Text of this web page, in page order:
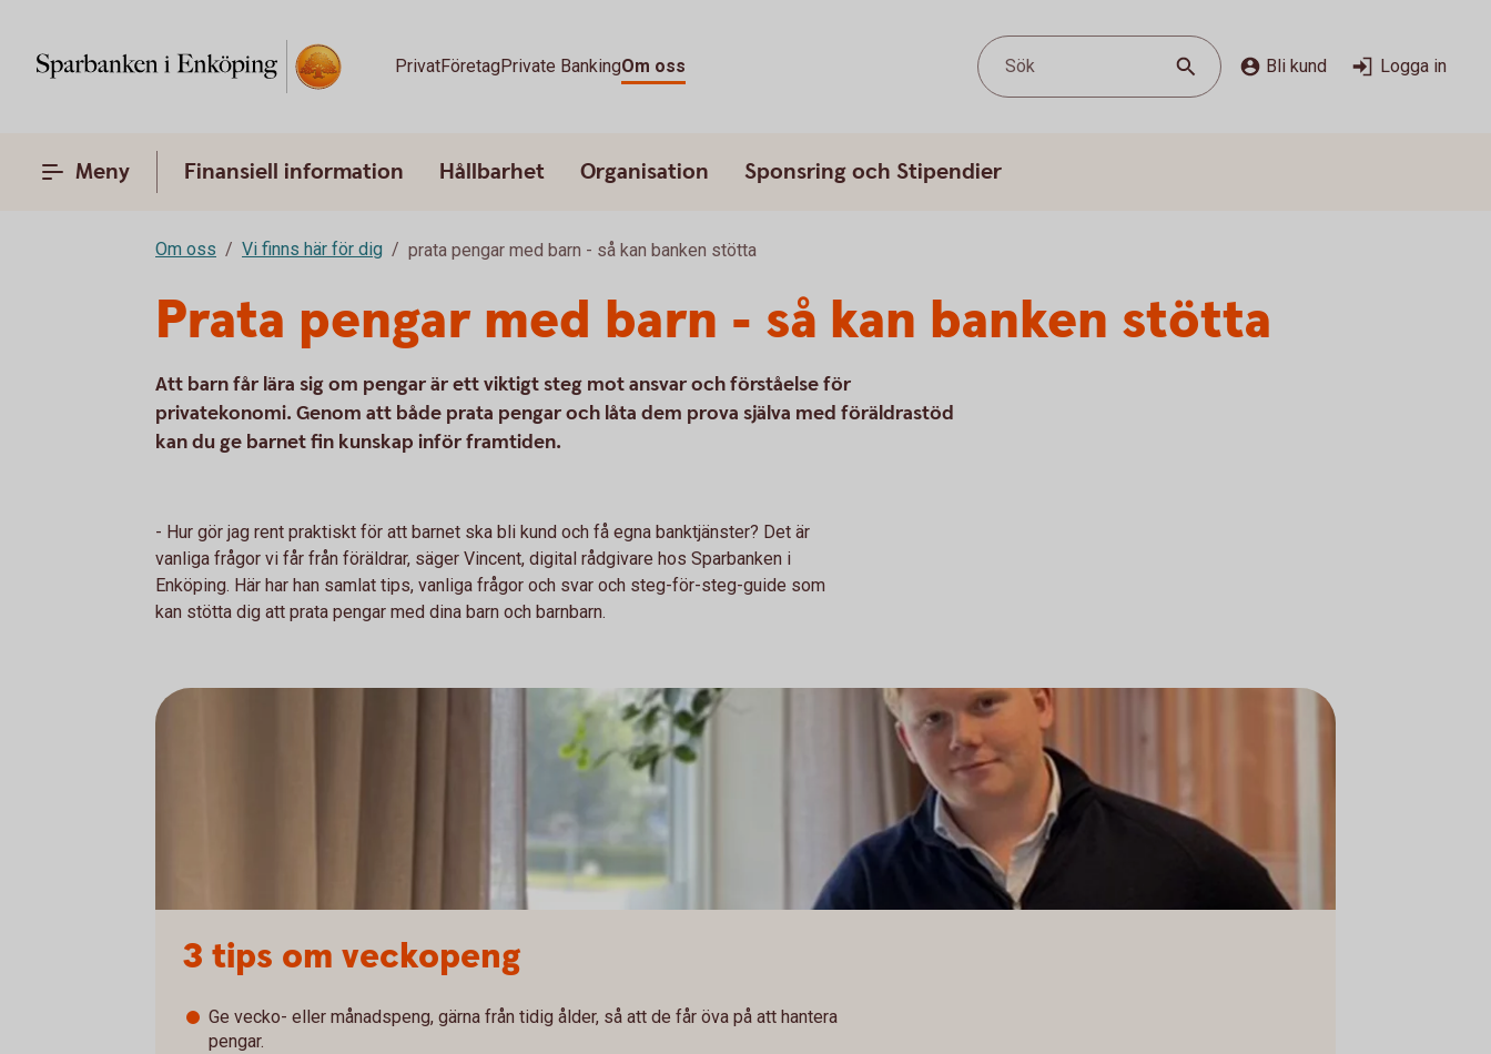
PrivatFöretagPrivate BankingOm oss Sök Bli kund Logga in
Meny Finansiell information Hållbarhet Organisation Sponsring och Stipendier
Om oss Vi finns här för dig prata pengar med barn - så kan banken stötta
Prata pengar med barn - så kan banken stötta
Att barn får lära sig om pengar är ett viktigt steg mot ansvar och förståelse för
privatekonomi. Genom att både prata pengar och låta dem prova själva med föräldrastöd
kan du ge barnet fin kunskap inför framtiden.
- Hur gör jag rent praktiskt för att barnet ska bli kund och få egna banktjänster? Det är
vanliga frågor vi får från föräldrar, säger Vincent, digital rådgivare hos Sparbanken i
Enköping. Här har han samlat tips, vanliga frågor och svar och steg-för-steg-guide som
kan stötta dig att prata pengar med dina barn och barnbarn.
3 tips om veckopeng
Ge vecko- eller månadspeng, gärna från tidig ålder, så att de får öva på att hantera
pengar.